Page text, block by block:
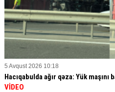
5 Avqust 2026 10:18
Hacıqabulda ağır qəza: Yük
VİDEO